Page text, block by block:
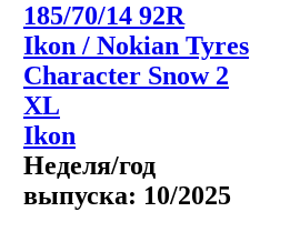
185/70/14 92R
Ikon / Nokian Tyres
Character Snow 2
XL
Ikon
Неделя/год
выпуска: 10/2025